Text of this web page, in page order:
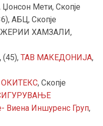
Џонсон Мети, Скопје
АБЦ, Скопје
ХАМЗАЛИ,
(45), ТАВ МАКЕДОНИЈА,
ОКИТЕКС, Скопје
Виена Иншуренс Груп,